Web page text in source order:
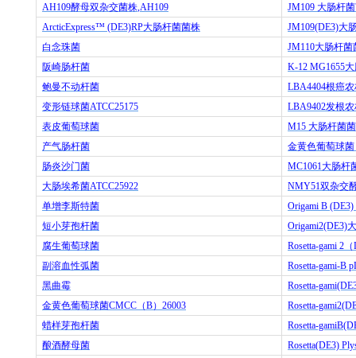
AH109酵母双杂交菌株 ,AH109 JM109 大肠杆
ArcticExpress™ (DE3)RP大肠杆菌菌株 JM109(DE3)大
白念珠菌
JM110大肠杆菌
阪崎肠杆菌
K-12 MG1655
鲍曼不动杆菌
LBA4404根癌
变形链球菌ATCC25175 LBA9402发根
表皮葡萄球菌
M15 大肠杆菌
产气肠杆菌
金黄色葡萄球菌
肠炎沙门菌
MC1061大肠杆
大肠埃希菌ATCC25922 NMY51双杂交
单增李斯特菌
Origami B (DE3)
短小芽孢杆菌
Origami2(DE3)
腐生葡萄球菌
Rosetta-gami 2 （
副溶血性弧菌
Rosetta-gami-B
黑曲霉
Rosetta-
金黄色葡萄球菌CMCC （B） 26003
Rosetta-
蜡样芽孢杆菌
Rosetta-
酿酒酵母菌
Rosetta(DE3)